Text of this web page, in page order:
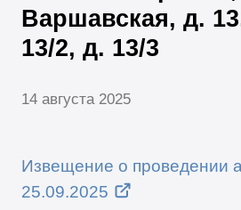
Варшавская, д.
13/2, д. 13/3
14 августа 2025
Извещение о проведении
25.09.2025